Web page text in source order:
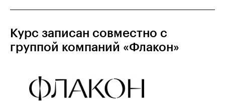
Курс записан совместно с
группой компаний «Флакон»